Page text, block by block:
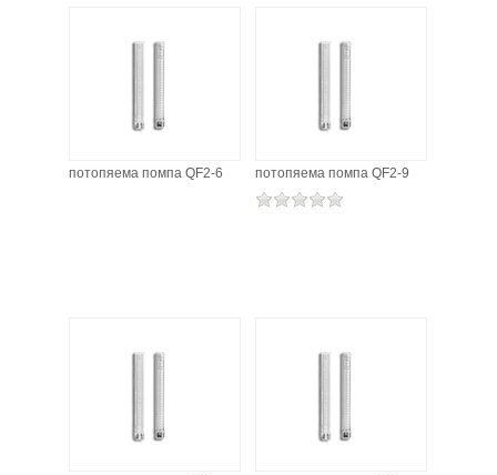
КОМПОНЕНТИ ЗА ОМЕКОТИТЕЛНИ СИСТЕМИ (6)
потопяема помпа QF2-6 потопяема помпа QF2-9